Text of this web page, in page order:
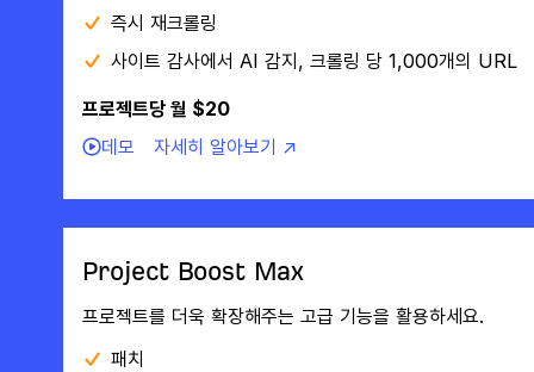
즉시 재크롤링
사이트 감사에서 AI 감지, 크롤링 당 1,000개의 URL
프로젝트당 월 $20
데모
자세히 알아보기 ↗
Project Boost Max
프로젝트를 더욱 확장해주는 고급 기능을 활용하세요.
패치